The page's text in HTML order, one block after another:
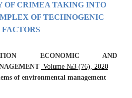
OF CRIMEA TAKING INTO
OF TECHNOGENIC
FACTORS
ECONOMIC AND
Volume №3 (76), 2020
of environmental management